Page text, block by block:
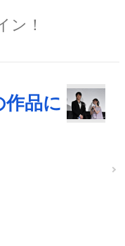
ン！
作品に